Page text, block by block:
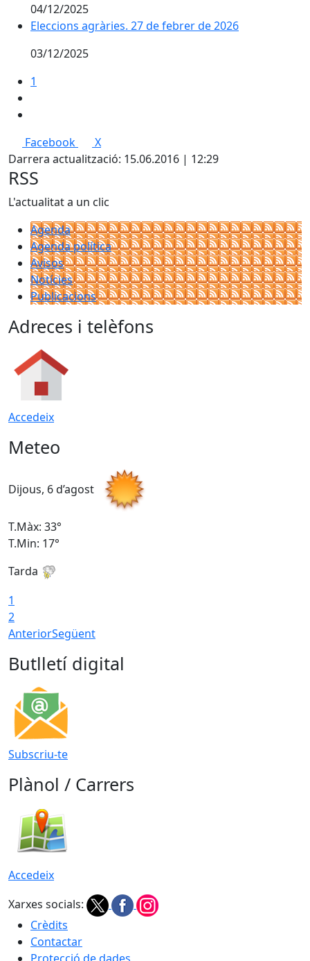
04/12/2025
Eleccions agràries. 27 de febrer de 2026
Eleccions agràries. 27 de febrer de 2026
03/12/2025
1
Facebook
X
Darrera actualització: 15.06.2016 | 12:29
RSS
L'actualitat a un clic
Agenda
Agenda política
Avisos
Notícies
Publicacions
Adreces i telèfons
Accedeix
Meteo
Dijous, 6 d’agost
T.Màx: 33°
T.Min: 17°
Tarda
1
2
AnteriorSegüent
Butlletí digital
Subscriu-te
Plànol / Carrers
Accedeix
Xarxes socials:
Crèdits
Contactar